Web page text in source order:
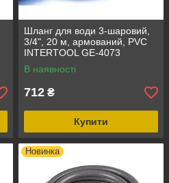
Шланг для води 3-шаровий,
3/4", 20 м, армований, PVC
INTERTOOL GE-4073
В наявності
712 ₴
Купити
Новинка